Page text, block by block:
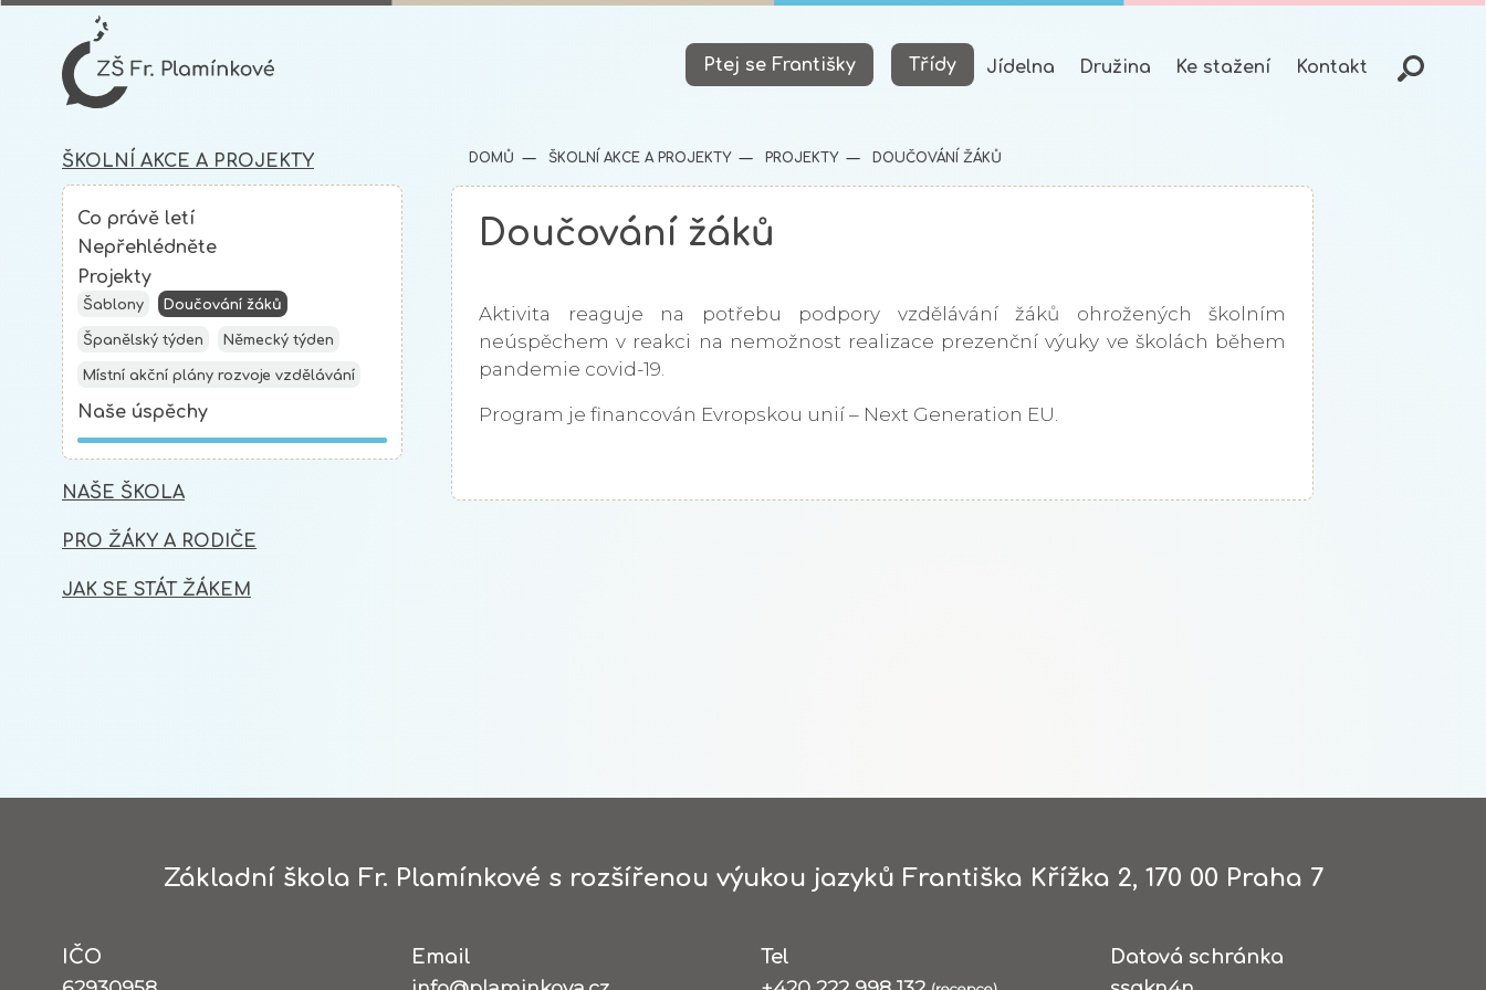
Ptej se Františky Třídy Jídelna Družina Ke stažení Kontakt
ŠKOLNÍ AKCE A PROJEKTY
Co právě letí
Nepřehlédněte
Projekty
Šablony Doučování žáků
Španělský týden Německý týden
Místní akční plány rozvoje vzdělávání
Naše úspěchy
NAŠE ŠKOLA
PRO ŽÁKY A RODIČE
JAK SE STÁT ŽÁKEM
DOMŮ ŠKOLNÍ AKCE A PROJEKTY PROJEKTY DOUČOVÁNÍ ŽÁKŮ
Doučování žáků
Aktivita reaguje na potřebu podpory vzdělávání žáků ohrožených školním
neúspěchem v reakci na nemožnost realizace prezenční výuky ve školách během
pandemie covid-19.
Program je financován Evropskou unií – Next Generation EU.
Základní škola Fr. Plamínkové s rozšířenou výukou jazyků Františka Křížka 2, 170 00 Praha 7
IČO Email Tel Datová schránka